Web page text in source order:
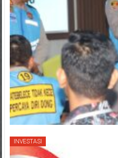
INVESTASI